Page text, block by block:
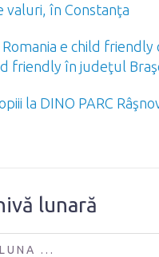
valuri, în Constanţa
Romania e child friendly
friendly în judeţul
la DINO PARC
lunară
...